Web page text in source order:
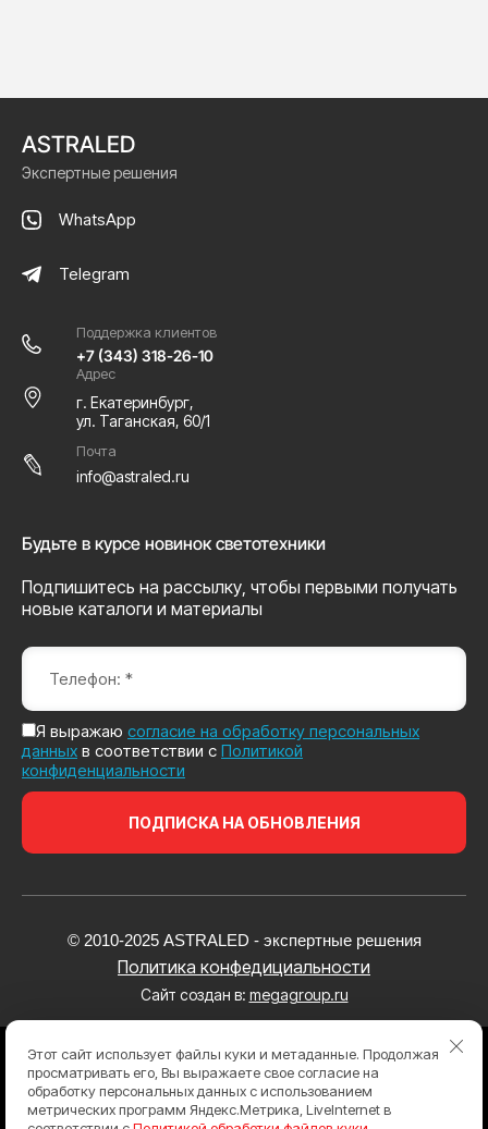
ASTRALED
Экспертные решения
WhatsApp
Telegram
Поддержка клиентов
+7 (343) 318-26-10
Адрес
г. Екатеринбург,
ул. Таганская, 60/1
Почта
info@astraled.ru
Будьте в курсе новинок светотехники
Подпишитесь на рассылку, чтобы первыми получать
новые каталоги и материалы
Я выражаю согласие на обработку персональных
данных в соответствии с Политикой
конфиденциальности
ПОДПИСКА НА ОБНОВЛЕНИЯ
© 2010-2025 ASTRALED - экспертные решения
Политика конфедициальности
Сайт создан в: megagroup.ru
ИНН
ОГРН
Этот сайт использует файлы куки и метаданные. Продолжая
просматривать его, Вы выражаете свое согласие на
обработку персональных данных с использованием
метрических программ Яндекс.Метрика, LiveInternet в